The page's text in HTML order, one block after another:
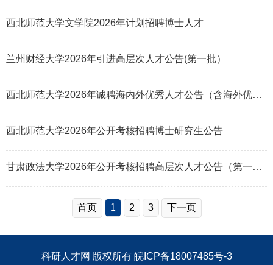
西北师范大学文学院2026年计划招聘博士人才
兰州财经大学2026年引进高层次人才公告(第一批）
西北师范大学2026年诚聘海内外优秀人才公告（含海外优青）
西北师范大学2026年公开考核招聘博士研究生公告
甘肃政法大学2026年公开考核招聘高层次人才公告（第一批）
首页 1 2 3 下一页
科研人才网 版权所有 皖ICP备18007485号-3